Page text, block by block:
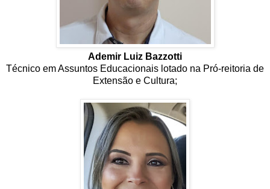
Ademir Luiz Bazzotti
Técnico em Assuntos Educacionais lotado na Pró-reitoria de
Extensão e Cultura;